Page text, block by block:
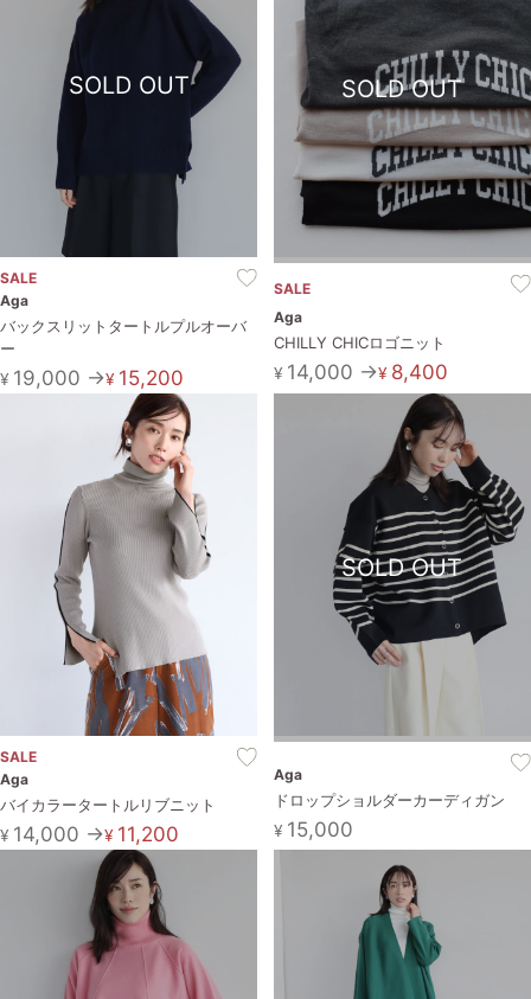
SOLD OUT
SALE
Aga
バックスリットタートルプルオーバ
ー
¥19,000 →¥15,200
SOLD OUT
SALE
Aga
CHILLY CHICロゴニット
¥14,000 →¥8,400
SALE
Aga
バイカラータートルリブニット
¥14,000 →¥11,200
SOLD OUT
Aga
ドロップショルダーカーディガン
¥15,000